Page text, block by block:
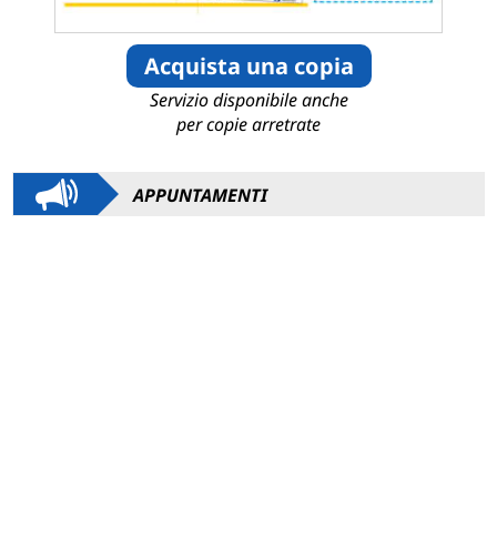
Acquista una copia
Servizio disponibile anche
per copie arretrate
APPUNTAMENTI